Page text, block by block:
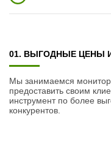
01. ВЫГОДНЫЕ ЦЕНЫ
Мы занимаемся
предоставить своим
инструмент по более
конкурентов.